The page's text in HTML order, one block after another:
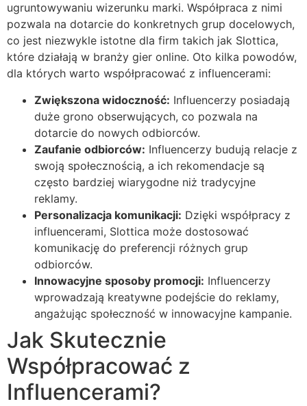
ugruntowywaniu wizerunku marki. Współpraca z nimi
pozwala na dotarcie do konkretnych grup docelowych,
co jest niezwykle istotne dla firm takich jak Slottica,
które działają w branży gier online. Oto kilka powodów,
dla których warto współpracować z influencerami:
Zwiększona widoczność: Influencerzy posiadają
duże grono obserwujących, co pozwala na
dotarcie do nowych odbiorców.
Zaufanie odbiorców: Influencerzy budują relacje z
swoją społecznością, a ich rekomendacje są
często bardziej wiarygodne niż tradycyjne
reklamy.
Personalizacja komunikacji: Dzięki współpracy z
influencerami, Slottica może dostosować
komunikację do preferencji różnych grup
odbiorców.
Innowacyjne sposoby promocji: Influencerzy
wprowadzają kreatywne podejście do reklamy,
angażując społeczność w innowacyjne kampanie.
Jak Skutecznie
Współpracować z
Influencerami?